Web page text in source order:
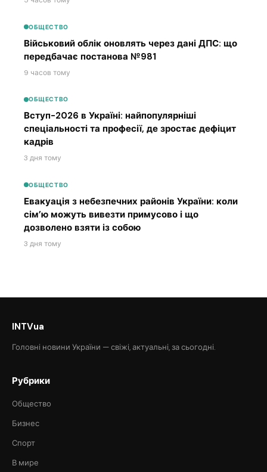
ОБЩЕСТВО
Військовий облік оновлять через дані ДПС: що
передбачає постанова №981
9 часов тому
ОБЩЕСТВО
Вступ-2026 в Україні: найпопулярніші
спеціальності та професії, де зростає дефіцит
кадрів
3 дня тому
ОБЩЕСТВО
Евакуація з небезпечних районів України: коли
сім’ю можуть вивезти примусово і що
дозволено взяти із собою
3 дня тому
INTVua
Головні новини України — свіжі, актуальні, за сьогодні.
Рубрики
Общество
Бизнес
Спорт
В мире